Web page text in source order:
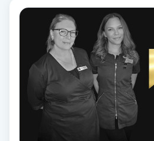
Navelpiercing
NBE-massage
Ny frisyr